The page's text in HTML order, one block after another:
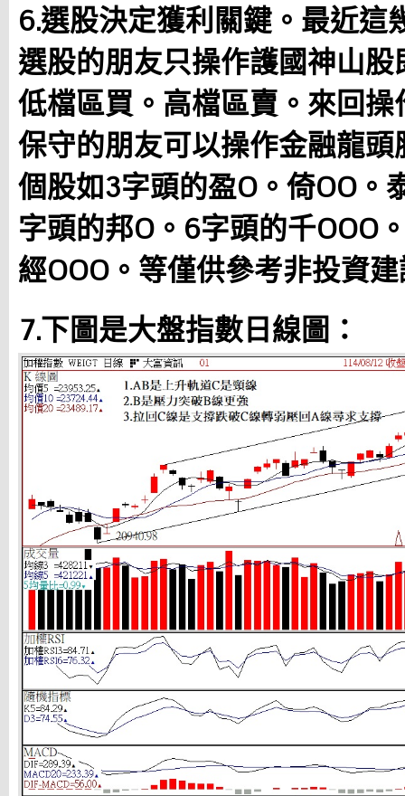
6.選股決定獲利關鍵。最近這
選股的朋友只操作護國神山股
低檔區買。高檔區賣。來回
保守的朋友可以操作金融龍
個股如3字頭的盈O。倚OO。
字頭的邦O。6字頭的千OOO
經OOO。等僅供參考非投資
7.下圖是大盤指數日線圖：